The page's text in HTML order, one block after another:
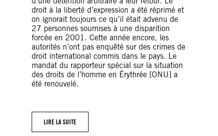
droit à la liberté d’expression a été réprimé et
on ignorait toujours ce qu’il était advenu de
27 personnes soumises à une disparition
forcée en 2001. Cette année encore, les
autorités n’ont pas enquêté sur des crimes de
droit international commis dans le pays. Le
mandat du rapporteur spécial sur la situation
des droits de l’homme en Érythrée [ONU] a
été renouvelé.
LIRE LA SUITE